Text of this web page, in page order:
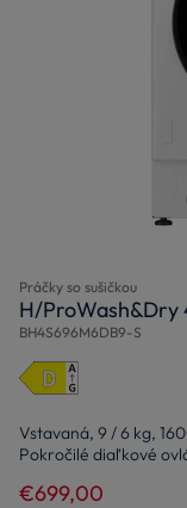
Práčky so sušičkou
H/ProWash&Dry
BH4S696M6DB9-S
Vstavaná, 9 / 6 kg,
Pokročilé diaľkové
€699,00